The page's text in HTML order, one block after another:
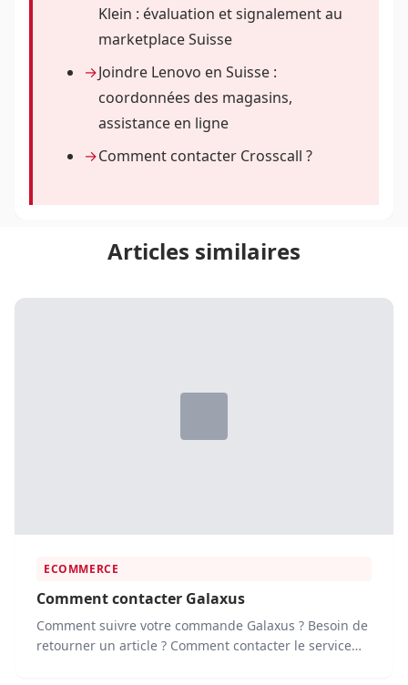
Klein : évaluation et signalement au
marketplace Suisse
Joindre Lenovo en Suisse :
coordonnées des magasins,
assistance en ligne
Comment contacter Crosscall ?
Articles similaires
ECOMMERCE
Comment contacter Galaxus
Comment suivre votre commande Galaxus ? Besoin de
retourner un article ? Comment contacter le service